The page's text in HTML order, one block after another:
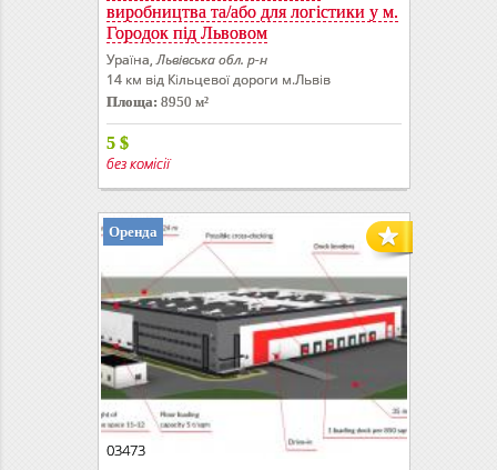
виробництва та/або для логістики у м.
Городок під Львовом
Ураїна,Львівська обл. р-н
14 км від Кільцевої дороги м.Львів
Площа: 8950 м²
5 $
без комісії
Оренда
03473